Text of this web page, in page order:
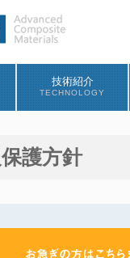
技術紹介
TECHNOLOGY
護方針